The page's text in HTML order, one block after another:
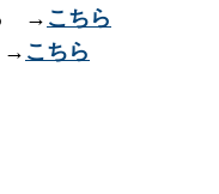
→ こちら
→ こちら